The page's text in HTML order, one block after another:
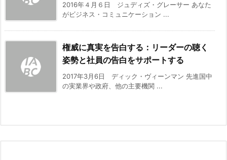
2016年４月６日 ジュディズ・グレーサー あなた
がビジネス・コミュニケーション ...
権威に真実を告白する：リーダーの聴く
姿勢と社員の告白をサポートする
2017年3月6日 ディック・ヴィーンマン 先進国中
の実業界や政府、他の主要機関 ...